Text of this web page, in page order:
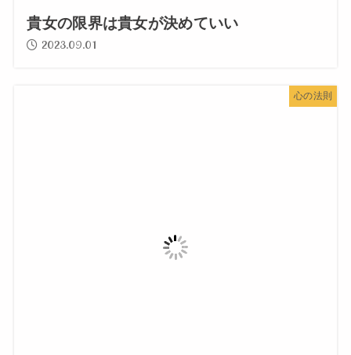
貴女の限界は貴女が決めていい
2023.09.01
心の法則